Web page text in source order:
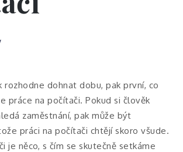
rozhodne dohnat dobu, pak první, co
práce na počítači. Pokud si člověk
zaměstnání, pak může být
práci na počítači chtějí skoro všude.
je něco, s čím se skutečně setkáme